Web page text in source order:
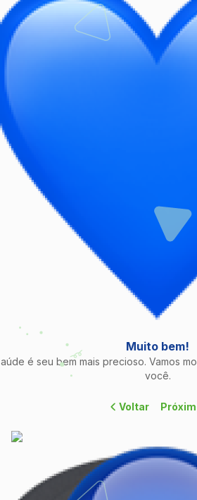
Muito bem!
é seu bem mais precioso. Vamos
você.
Voltar